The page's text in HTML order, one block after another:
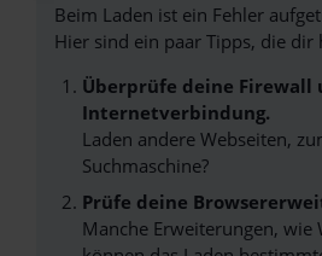
Beim Laden ist ein Fehler
Hier sind ein paar Tipps, die dir
Überprüfe deine Firewall
Internetverbindung.
Laden andere Webseiten,
Suchmaschine?
Prüfe deine
Manche Erweiterungen, wie